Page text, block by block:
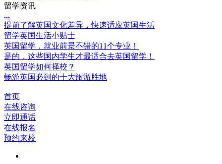
留学资讯
...
提前了解英国文化差异，快速适应英国生活
留学英国生活小贴士
英国留学，就业前景不错的11个专业！
是的，这些国内学生才最适合去英国留学！
英国留学如何择校？
畅游英国必到的十大旅游胜地
首页
在线咨询
立即通话
在线报名
预约来校